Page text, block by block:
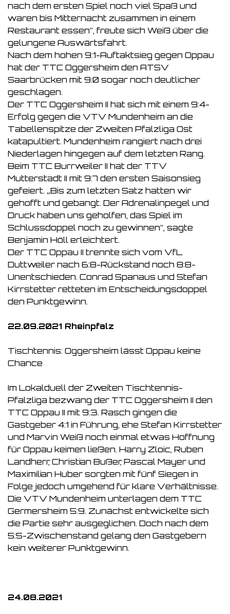
nach dem ersten Spiel noch viel Spaß und
waren bis Mitternacht zusammen in einem
Restaurant essen“, freute sich Weiß über die
gelungene Auswärtsfahrt.
Nach dem hohen 9:1-Auftaktsieg gegen Oppau
hat der TTC Oggersheim den ATSV
Saarbrücken mit 9:0 sogar noch deutlicher
geschlagen.
Der TTC Oggersheim II hat sich mit einem 9:4-
Erfolg gegen die VTV Mundenheim an die
Tabellenspitze der Zweiten Pfalzliga Ost
katapultiert. Mundenheim rangiert nach drei
Niederlagen hingegen auf dem letzten Rang.
Beim TTC Burrweiler II hat der TTV
Mutterstadt II mit 9:7 den ersten Saisonsieg
gefeiert. „Bis zum letzten Satz hatten wir
gehofft und gebangt. Der Adrenalinpegel und
Druck haben uns geholfen, das Spiel im
Schlussdoppel noch zu gewinnen“, sagte
Benjamin Höll erleichtert.
Der TTC Oppau II trennte sich vom VfL
Duttweiler nach 6:8-Rückstand noch 8:8-
Unentschieden. Conrad Spanaus und Stefan
Kirrstetter retteten im Entscheidungsdoppel
den Punktgewinn.
22.09.2021 Rheinpfalz
Tischtennis: Oggersheim lässt Oppau keine
Chance
Im Lokalduell der Zweiten Tischtennis-
Pfalzliga bezwang der TTC Oggersheim II den
TTC Oppau II mit 9:3. Rasch gingen die
Gastgeber 4:1 in Führung, ehe Stefan Kirrstetter
und Marvin Weiß noch einmal etwas Hoffnung
für Oppau keimen ließen. Harry Zloic, Ruben
Landherr, Christian Bußer, Pascal Mayer und
Maximilian Huber sorgten mit fünf Siegen in
Folge jedoch umgehend für klare Verhältnisse.
Die VTV Mundenheim unterlagen dem TTC
Germersheim 5:9. Zunächst entwickelte sich
die Partie sehr ausgeglichen. Doch nach dem
5:5-Zwischenstand gelang den Gastgebern
kein weiterer Punktgewinn.
24.08.2021